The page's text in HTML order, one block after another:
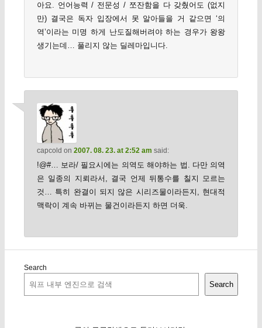
아요. 언어능력 / 전문성 / 쪼잔함을 다 갖췄어도 (없지
만) 결국은 독자 입장에서 못 알아들을 거 같으면 ‘의
역’이라는 미명 하게 난도질해버려야 하는 경우가 왕왕
생기는데… 풀리지 않는 딜레마입니다.
capcold on 2007. 08. 23. at 2:52 am said:
!@#… 보라/ 필요시에는 의역도 해야하는 법. 다만 의역
은 일종의 지뢰라서, 결국 언제 뒤통수를 칠지 모르는
것… 특히 완결이 되지 않은 시리즈물이라든지, 현대적
맥락이 계속 바뀌는 물건이라든지 하면 더욱.
Search
Search